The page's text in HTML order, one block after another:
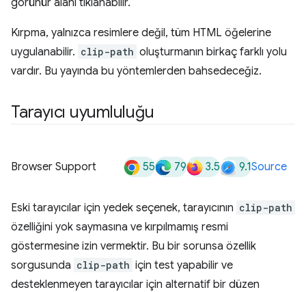
görünür alanı tıklanabilir.
Kırpma, yalnızca resimlere değil, tüm HTML öğelerine
uygulanabilir. clip-path oluşturmanın birkaç farklı yolu
vardır. Bu yayında bu yöntemlerden bahsedeceğiz.
Tarayıcı uyumluluğu
Browser Support 55 79 3.5 9.1Source
Eski tarayıcılar için yedek seçenek, tarayıcının clip-path
özelliğini yok saymasına ve kırpılmamış resmi
göstermesine izin vermektir. Bu bir sorunsa özellik
sorgusunda clip-path için test yapabilir ve
desteklenmeyen tarayıcılar için alternatif bir düzen